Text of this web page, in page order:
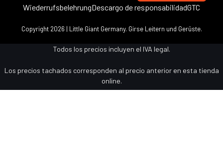
WiederrufsbelehrungDescargo de responsabilidadGTC
Copyright 2026 | Little Giant Germany. Girse Leitern und Gerüste.
Todos los precios incluyen el IVA legal.
Los precios tachados corresponden al precio anterior en esta tienda
online.